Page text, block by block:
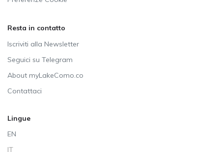
Resta in contatto
Iscriviti alla Newsletter
Seguici su Telegram
About myLakeComo.co
Contattaci
Lingue
EN
IT